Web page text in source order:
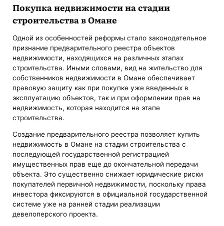
Покупка недвижимости на стадии
строительства в Омане
Одной из особенностей реформы стало законодательное
признание предварительного реестра объектов
недвижимости, находящихся на различных этапах
строительства. Иными словами, вид на жительство для
собственников недвижимости в Омане обеспечивает
правовую защиту как при покупке уже введенных в
эксплуатацию объектов, так и при оформлении прав на
недвижимость, которая находится на этапе
строительства.
Создание предварительного реестра позволяет купить
недвижимость в Омане на стадии строительства с
последующей государственной регистрацией
имущественных прав еще до окончательной передачи
объекта. Это существенно снижает юридические риски
покупателей первичной недвижимости, поскольку права
инвестора фиксируются в официальной государственной
системе уже на ранней стадии реализации
девелоперского проекта.